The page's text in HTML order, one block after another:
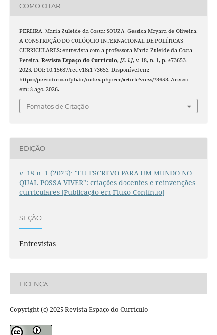
COMO CITAR
PEREIRA, Maria Zuleide da Costa; SOUZA, Gessica Mayara de Oliveira.
A CONSTRUÇÃO DO COLÓQUIO INTERNACIONAL DE POLÍTICAS
CURRICULARES: entrevista com a professora Maria Zuleide da Costa
Pereira. Revista Espaço do Currículo, [S. l.], v. 18, n. 1, p. e73653,
2025. DOI: 10.15687/rec.v18i1.73653. Disponível em:
https://periodicos.ufpb.br/index.php/rec/article/view/73653. Acesso
em: 8 ago. 2026.
Fomatos de Citação
EDIÇÃO
v. 18 n. 1 (2025): "EU ESCREVO PARA UM MUNDO NO
QUAL POSSA VIVER": criações docentes e reinvenções
curriculares [Publicação em Fluxo Contínuo]
SEÇÃO
Entrevistas
LICENÇA
Copyright (c) 2025 Revista Espaço do Currículo